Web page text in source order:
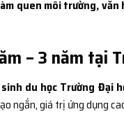
quen môi trường,
– 3 năm tại
du học Trường Đại
ngắn, giá trị ứng dụng